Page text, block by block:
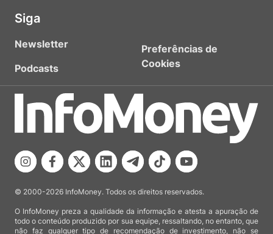
Siga
Newsletter
Podcasts
Preferências de
Cookies
© 2000-2026 InfoMoney. Todos os direitos reservados.
O InfoMoney preza a qualidade da informação e atesta a apuração de
todo o conteúdo produzido por sua equipe, ressaltando, no entanto, que
não faz qualquer tipo de recomendação de investimento, não se